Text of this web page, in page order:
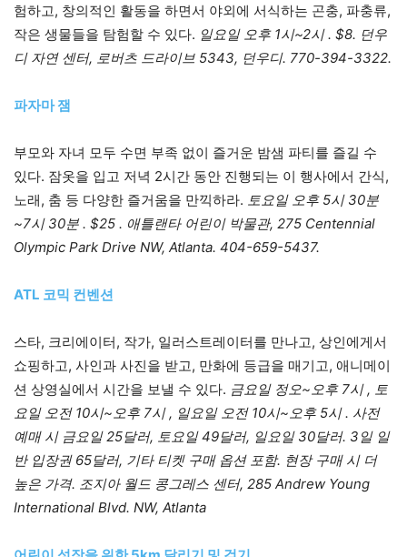
험하고, 창의적인 활동을 하면서 야외에 서식하는 곤충, 파충류,
작은 생물들을 탐험할 수 있다. 일요일 오후 1시~2시 . $8. 던우
디 자연 센터, 로버츠 드라이브 5343, 던우디. 770-394-3322.
파자마 잼
부모와 자녀 모두 수면 부족 없이 즐거운 밤샘 파티를 즐길 수
있다. 잠옷을 입고 저녁 2시간 동안 진행되는 이 행사에서 간식,
노래, 춤 등 다양한 즐거움을 만끽하라. 토요일 오후 5시 30분
~7시 30분 . $25 . 애틀랜타 어린이 박물관, 275 Centennial
Olympic Park Drive NW, Atlanta. 404-659-5437.
ATL 코믹 컨벤션
스타, 크리에이터, 작가, 일러스트레이터를 만나고, 상인에게서
쇼핑하고, 사인과 사진을 받고, 만화에 등급을 매기고, 애니메이
션 상영실에서 시간을 보낼 수 있다. 금요일 정오~오후 7시 , 토
요일 오전 10시~오후 7시 , 일요일 오전 10시~오후 5시 . 사전
예매 시 금요일 25달러, 토요일 49달러, 일요일 30달러. 3일 일
반 입장권 65달러, 기타 티켓 구매 옵션 포함. 현장 구매 시 더
높은 가격. 조지아 월드 콩그레스 센터, 285 Andrew Young
International Blvd. NW, Atlanta